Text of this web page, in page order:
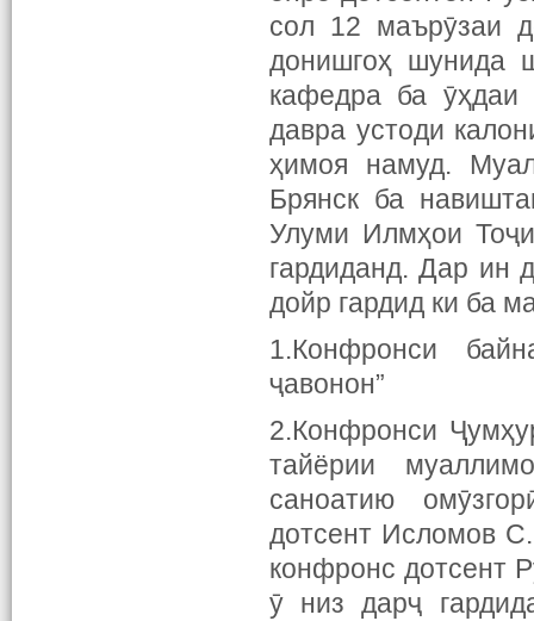
сол 12 маърӯзаи
донишгоҳ шунида
кафедра ба
давра устоди
ҳимоя намуд.
Брянск ба
Улуми Илмҳои
гардиданд. Дар ин
дойр гардид ки ба
1.Конфронси
ҷавонон”
2.Конфронси
тайёрии
саноатию
дотсент Исломов
конфронс дотсент
ӯ низ дарҷ